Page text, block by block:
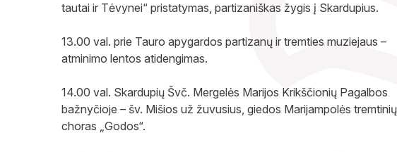
tautai ir Tėvynei“ pristatymas, partizaniškas žygis į Skardupius.
13.00 val. prie Tauro apygardos partizanų ir tremties muziejaus –
atminimo lentos atidengimas.
14.00 val. Skardupių Švč. Mergelės Marijos Krikščionių Pagalbos
bažnyčioje – šv. Mišios už žuvusius, giedos Marijampolės tremtinių
choras „Godos“.